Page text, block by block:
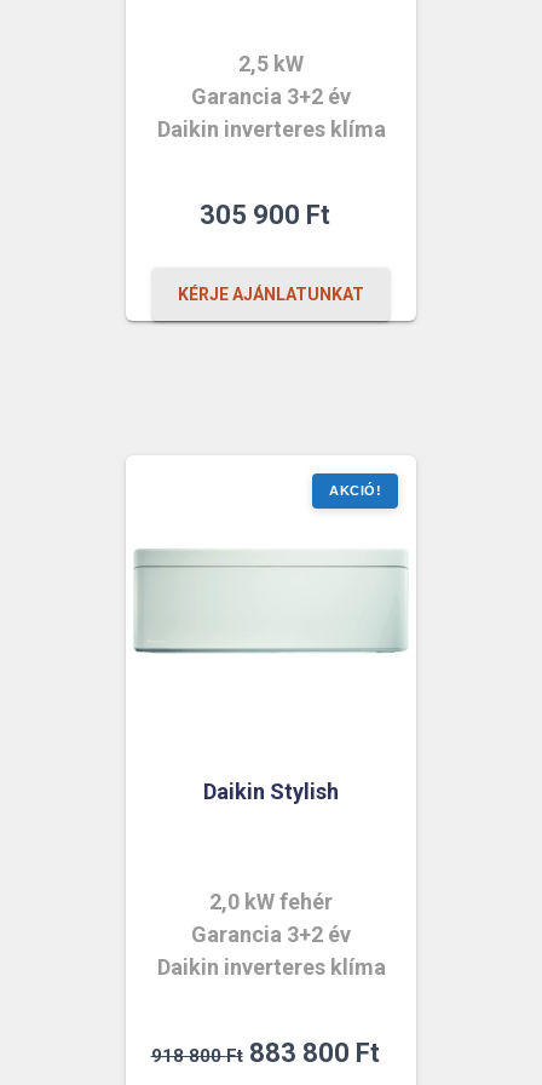
2,5 kW
Garancia 3+2 év
Daikin inverteres klíma
305 900 Ft
KÉRJE AJÁNLATUNKAT
Daikin Stylish
2,0 kW fehér
Garancia 3+2 év
Daikin inverteres klíma
918 800Ft Original
883 800 FtCurrent